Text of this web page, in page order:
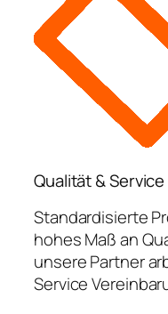
Qualität &
Standardisierte
hohes Maß an
unsere Partner
Service